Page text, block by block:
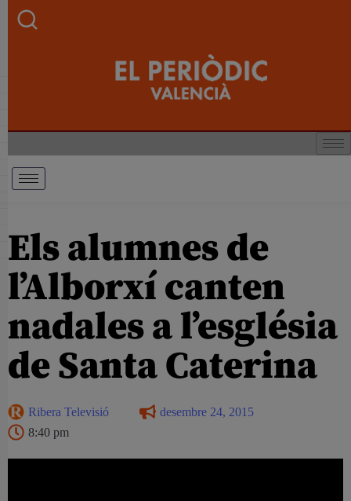
Els alumnes de
l’Alborxí canten
nadales a l’església
de Santa Caterina
Ribera Televisió
desembre 24, 2015
8:40 pm